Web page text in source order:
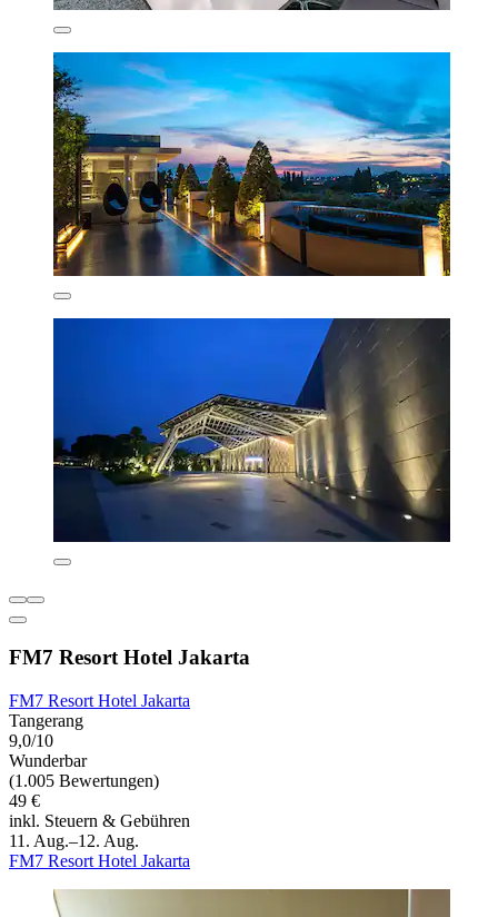
FM7 Resort Hotel Jakarta
FM7 Resort Hotel Jakarta
Tangerang
9,0/10
Wunderbar
(1.005 Bewertungen)
49 €
inkl. Steuern & Gebühren
11. Aug.–12. Aug.
FM7 Resort Hotel Jakarta